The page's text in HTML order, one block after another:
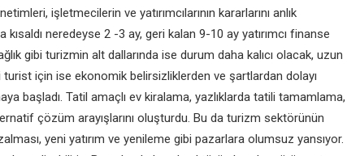
işletmecilerin ve yatırımcılarının kararlarını anlık
neredeyse 2 -3 ay, geri kalan 9-10 ay yatırımcı finanse
gibi turizmin alt dallarında ise durum daha kalıcı olacak, uzun
için ise ekonomik belirsizliklerden ve şartlardan dolayı
başladı. Tatil amaçlı ev kiralama, yazlıklarda tatili tamamlama,
çözüm arayışlarını oluşturdu. Bu da turizm sektörünün
yeni yatırım ve yenileme gibi pazarlara olumsuz yansıyor.